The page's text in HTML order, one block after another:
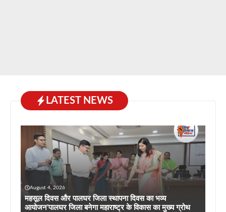
LATEST NEWS
August 4, 2026
महसूल दिवस और पालघर जिला स्थापना दिवस का भव्य
आयोजन’पालघर जिला बनेगा महाराष्ट्र के विकास का मुख्य ग्रोथ